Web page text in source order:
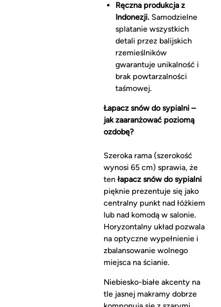
Ręczna produkcja z
Indonezji.Samodzielne
splatanie wszystkich
detali przez balijskich
rzemieślników
gwarantuje unikalność i
brak powtarzalności
taśmowej.
Łapacz snów do sypialni –
jak zaaranżować poziomą
ozdobę?
Szeroka rama (szerokość
wynosi 65 cm) sprawia, że
ten łapacz snów do sypialni
pięknie prezentuje się jako
centralny punkt nad łóżkiem
lub nad komodą w salonie.
Horyzontalny układ pozwala
na optyczne wypełnienie i
zbalansowanie wolnego
miejsca na ścianie.
Niebiesko-białe akcenty na
tle jasnej makramy dobrze